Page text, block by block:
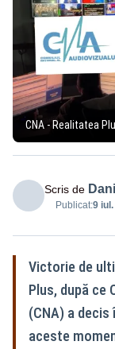
CNA - Realitatea
Scris de
Publicat:9
Victorie de
Plus, după ce
(CNA) a
aceste